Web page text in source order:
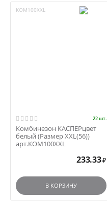
КОМ100XXL
22 шт.
Комбинезон КАСПЕРцвет
белый (Размер XXL(56))
арт.КОМ100XXL
233.33 ₽
В КОРЗИНУ